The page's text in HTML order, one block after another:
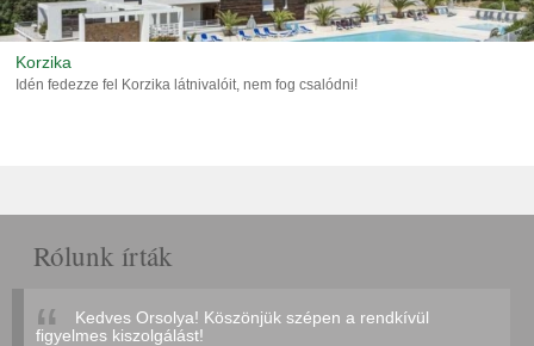
Korzika
Idén fedezze fel Korzika látnivalóit, nem fog csalódni!
Rólunk írták
Kedves Orsolya! Köszönjük szépen a rendkívül
figyelmes kiszolgálást!